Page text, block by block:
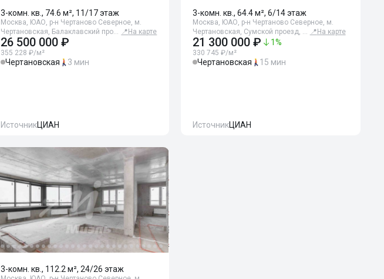
3-комн. кв., 74.6 м², 11/17 этаж
Москва, ЮАО, р-н Чертаново Северное, м.
Чертановская, Балаклавский про… 📍 На карте
26 500 000 ₽
355 228 ₽/м²
Чертановская 3 мин
ИсточникЦИАН
3-комн. кв., 64.4 м², 6/14 этаж
Москва, ЮАО, р-н Чертаново Северное, м.
Чертановская, Сумской проезд, … 📍 На карте
21 300 000 ₽ 1%
330 745 ₽/м²
Чертановская 15 мин
ИсточникЦИАН
3-комн. кв., 112.2 м², 24/26 этаж